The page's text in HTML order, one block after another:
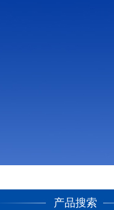
产品搜索